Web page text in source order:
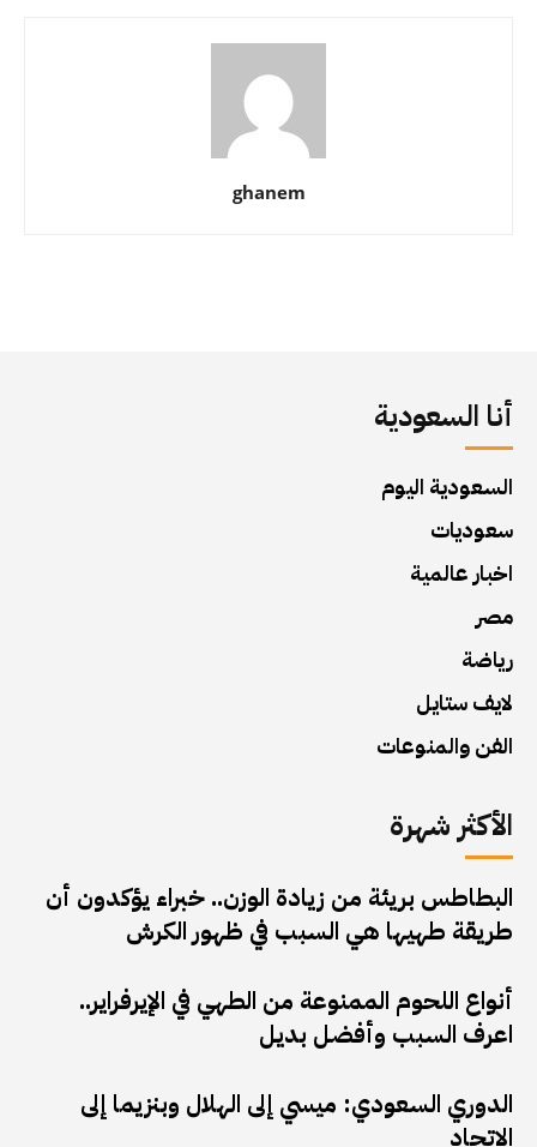
ghanem
أنا السعودية
السعودية اليوم
سعوديات
اخبار عالمية
مصر
رياضة
لايف ستايل
الفن والمنوعات
الأكثر شهرة
البطاطس بريئة من زيادة الوزن.. خبراء يؤكدون أن
طريقة طهيها هي السبب في ظهور الكرش
أنواع اللحوم الممنوعة من الطهي في الإيرفراير..
اعرف السبب وأفضل بديل
الدوري السعودي: ميسي إلى الهلال وبنزيما إلى
الاتحاد